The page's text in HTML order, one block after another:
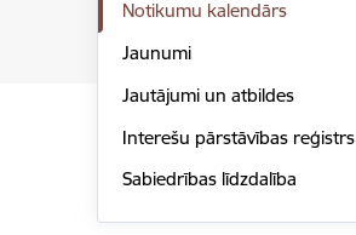
Notikumu kalendārs
Jaunumi
Jautājumi un atbildes
Interešu pārstāvības reģistrs
Sabiedrības līdzdalība